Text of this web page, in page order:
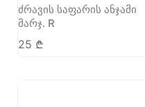
ძრავის საფარის ანჯამი
მარჯ. R
25 ₾